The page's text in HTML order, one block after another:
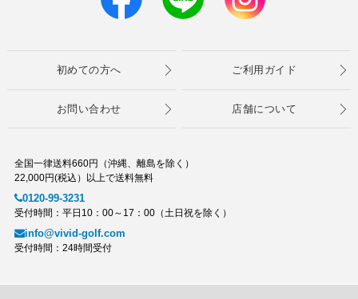
初めての方へ ご利用ガイド
お問い合わせ 店舗について
全国一律送料660円（沖縄、離島を除く）
22,000円(税込）以上で送料無料
0120-99-3231
受付時間：平日10：00～17：00（土日祝を除く）
info@vivid-golf.com
受付時間：24時間受付